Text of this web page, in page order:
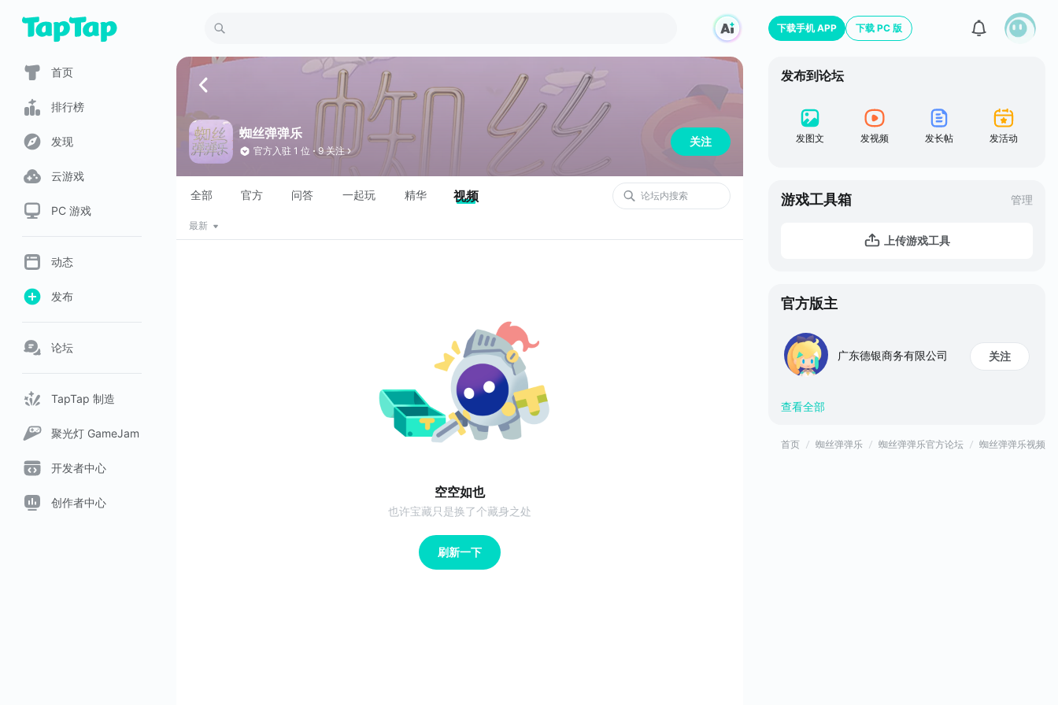
首页
排行榜
发现
云游戏
PC 游戏
动态
发布
论坛
TapTap 制造
聚光灯 GameJam
开发者中心
创作者中心
蜘丝弹弹乐
官方入驻 1 位 9 关注
关注
全部 官方 问答 一起玩 精华 视频
最新
空空如也
也许宝藏只是换了个藏身之处
刷新一下
下载手机 APP 下载 PC 版
发布到论坛
发图文 发视频 发长帖 发活动
游戏工具箱 管理
上传游戏工具
官方版主
广东德银商务有限公司 关注
查看全部
首页 蜘丝弹弹乐 蜘丝弹弹乐官方论坛 蜘丝弹弹乐视频